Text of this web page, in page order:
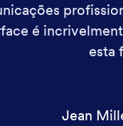
é
esta
Jean